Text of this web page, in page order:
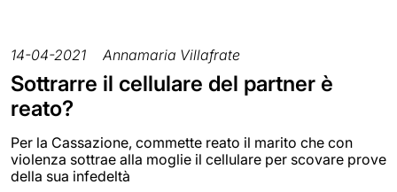
14-04-2021 Annamaria Villafrate
Sottrarre il cellulare del partner è
reato?
Per la Cassazione, commette reato il marito che con
violenza sottrae alla moglie il cellulare per scovare prove
della sua infedeltà